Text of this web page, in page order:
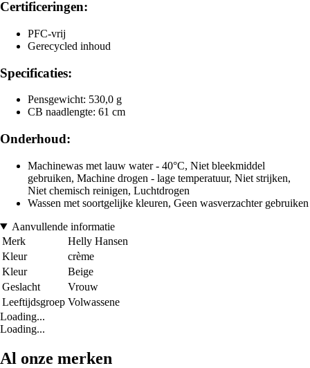
Certificeringen:
PFC-vrij
Gerecycled inhoud
Specificaties:
Pensgewicht: 530,0 g
CB naadlengte: 61 cm
Onderhoud:
Machinewas met lauw water - 40°C, Niet bleekmiddel
gebruiken, Machine drogen - lage temperatuur, Niet strijken,
Niet chemisch reinigen, Luchtdrogen
Wassen met soortgelijke kleuren, Geen wasverzachter gebruiken
Aanvullende informatie
Merk
Helly Hansen
Kleur
crème
Kleur
Beige
Geslacht
Vrouw
Leeftijdsgroep Volwassene
Loading...
Loading...
Al onze merken